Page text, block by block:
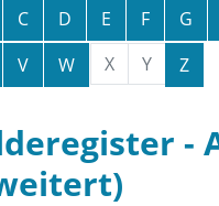
C D E F G
V W X Y Z
-